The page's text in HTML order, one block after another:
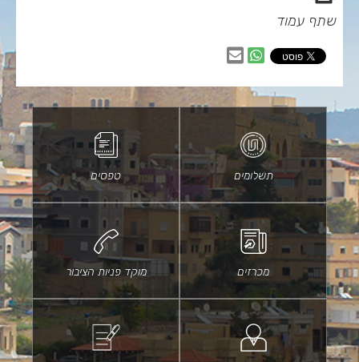
שתף עמוד
שיתוף
בווטסאפ
שיתוף
באמצעות
תשלומים טפסים
מכרזים מוקד פניות הציבור